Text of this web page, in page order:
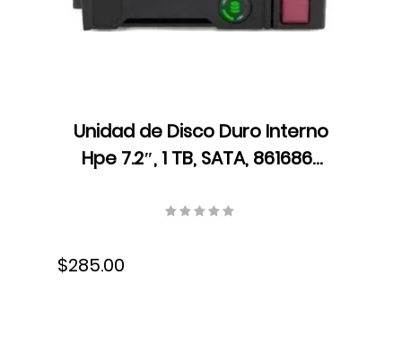
Unidad de Disco Duro Interno
Hpe 7.2″, 1 TB, SATA, 861686-
$285.00